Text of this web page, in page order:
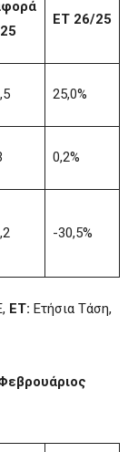
ΕΤ 26/25
25,0%
0,2%
-30,5%
ΕΤ: Ετήσια Τάση,